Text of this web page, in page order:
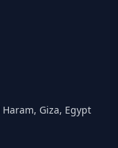
Giza, Egypt